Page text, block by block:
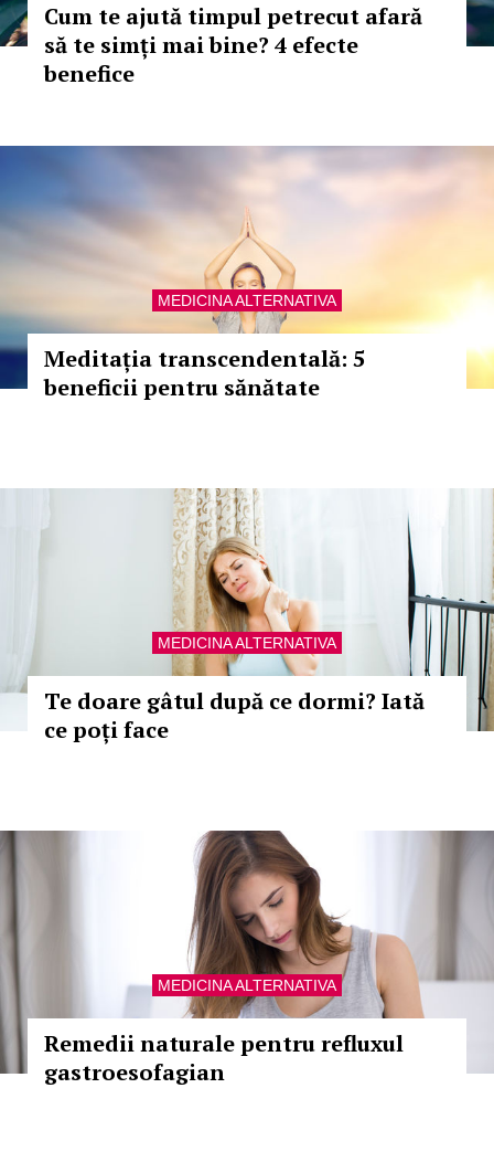
Cum te ajută timpul petrecut afară
să te simți mai bine? 4 efecte
benefice
MEDICINA ALTERNATIVA
Meditația transcendentală: 5
beneficii pentru sănătate
MEDICINA ALTERNATIVA
Te doare gâtul după ce dormi? Iată
ce poți face
MEDICINA ALTERNATIVA
Remedii naturale pentru refluxul
gastroesofagian